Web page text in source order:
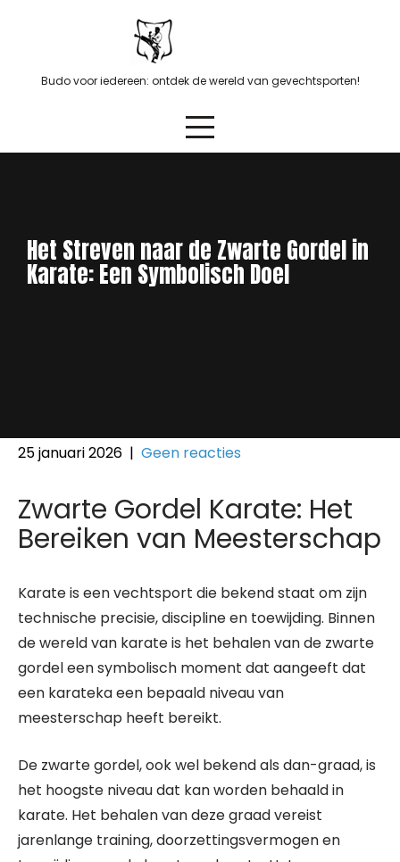
Budo voor iedereen: ontdek de wereld van gevechtsporten!
Het Streven naar de Zwarte Gordel in
Karate: Een Symbolisch Doel
25 januari 2026 | Geen reacties
Zwarte Gordel Karate: Het
Bereiken van Meesterschap
Karate is een vechtsport die bekend staat om zijn
technische precisie, discipline en toewijding. Binnen
de wereld van karate is het behalen van de zwarte
gordel een symbolisch moment dat aangeeft dat
een karateka een bepaald niveau van
meesterschap heeft bereikt.
De zwarte gordel, ook wel bekend als dan-graad, is
het hoogste niveau dat kan worden behaald in
karate. Het behalen van deze graad vereist
jarenlange training, doorzettingsvermogen en